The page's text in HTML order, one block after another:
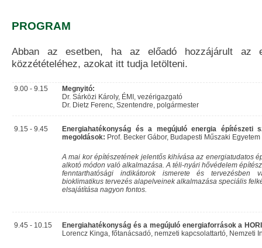
PROGRAM
Abban az esetben, ha az előadó hozzájárult az
közzétételéhez, azokat itt tudja letölteni.
9.00 - 9.15
Megnyitó:
Dr. Sárközi Károly, ÉMI, vezérigazgató
Dr. Dietz Ferenc, Szentendre, polgármester
9.15 - 9.45
Energiahatékonyság és a megújuló energia építészeti
megoldások: Prof. Becker Gábor, Budapesti Műszaki
A mai kor építészetének jelentős kihívása az energiatudatos
alkotó módon való alkalmazása. A téli-nyári hővédelem
fenntarthatósági indikátorok ismerete és tervezésben
bioklimatikus tervezés alapelveinek alkalmazása speciális
elsajátítása nagyon fontos.
9.45 - 10.15
Energiahatékonyság és a megújuló energiaforrások a
Lorencz Kinga, főtanácsadó, nemzeti kapcsolattartó, Nemzeti